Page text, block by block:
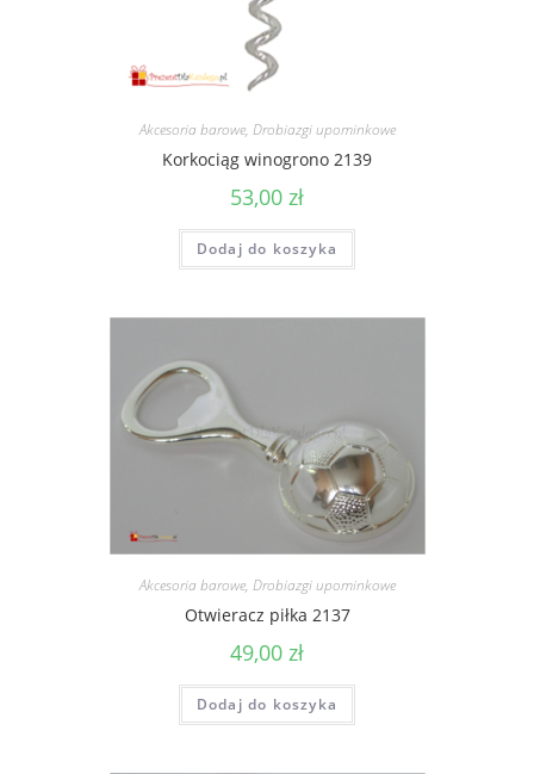
Akcesoria barowe, Drobiazgi upominkowe
Korkociąg winogrono 2139
53,00 zł
Dodaj do koszyka
Akcesoria barowe, Drobiazgi upominkowe
Otwieracz piłka 2137
49,00 zł
Dodaj do koszyka